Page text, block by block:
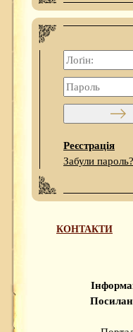
Реєстрація
Забули пароль?
КОНТАКТИ